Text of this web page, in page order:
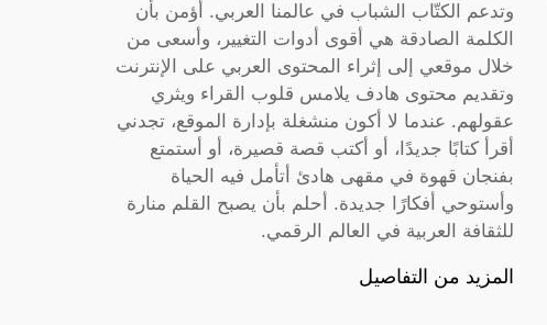
وتدعم الكتّاب الشباب في عالمنا العربي. أؤمن بأن
الكلمة الصادقة هي أقوى أدوات التغيير، وأسعى من
خلال موقعي إلى إثراء المحتوى العربي على الإنترنت
وتقديم محتوى هادف يلامس قلوب القراء ويثري
عقولهم. عندما لا أكون منشغلة بإدارة الموقع، تجدني
أقرأ كتابًا جديدًا، أو أكتب قصة قصيرة، أو أستمتع
بفنجان قهوة في مقهى هادئ أتأمل فيه الحياة
وأستوحي أفكارًا جديدة. أحلم بأن يصبح القلم منارة
للثقافة العربية في العالم الرقمي.
المزيد من التفاصيل